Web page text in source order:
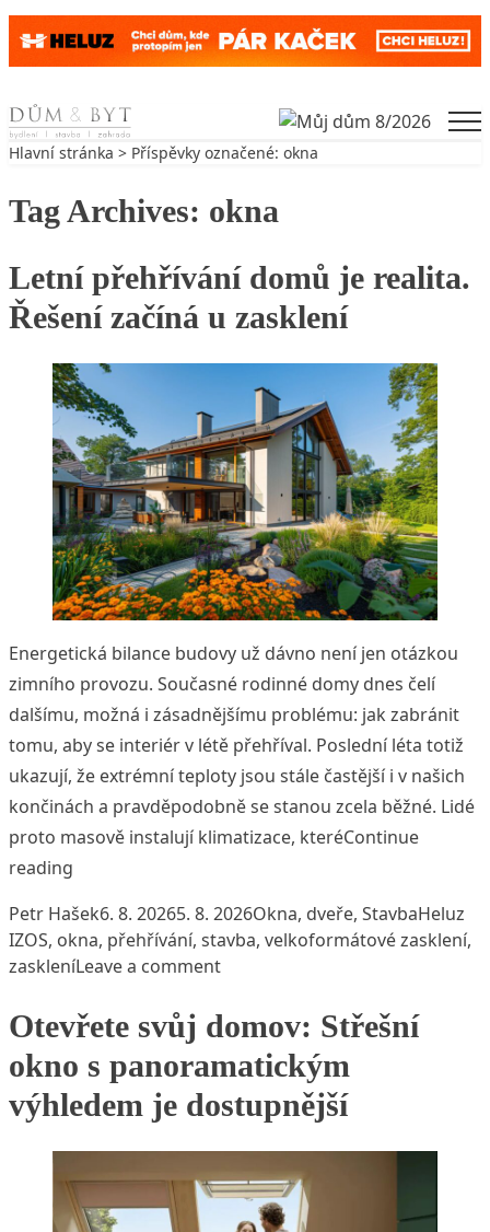
Skip to content
Hlavní stránka > Příspěvky označené: okna
Tag Archives: okna
Letní přehřívání domů je realita.
Řešení začíná u zasklení
Energetická bilance budovy už dávno není jen otázkou
zimního provozu. Současné rodinné domy dnes čelí
dalšímu, možná i zásadnějšímu problému: jak zabránit
tomu, aby se interiér v létě přehříval. Poslední léta totiž
ukazují, že extrémní teploty jsou stále častější i v našich
končinách a pravděpodobně se stanou zcela běžné. Lidé
proto masově instalují klimatizace, kteréContinue
reading
Posted by
Petr Hašek6. 8. 20265. 8. 2026Posted in
Okna, dveře, StavbaTags:
Heluz
IZOS, okna, přehřívání, stavba, velkoformátové zasklení,
zaskleníLeave a commenton Letní přehřívání domů je
Otevřete svůj domov: Střešní
okno s panoramatickým
výhledem je dostupnější